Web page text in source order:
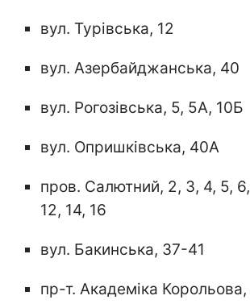
вул. Турівська, 12
вул. Азербайджанська, 40
вул. Рогозівська, 5, 5А, 10Б
вул. Опришківська, 40А
пров. Салютний, 2, 3, 4, 5,
12, 14, 16
вул. Бакинська, 37-41
пр-т. Академіка